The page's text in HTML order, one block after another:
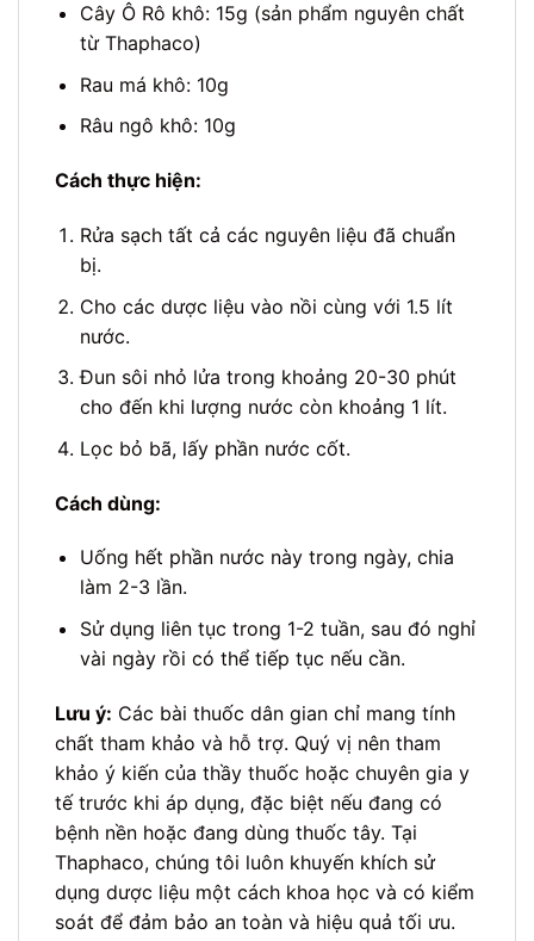
Cây Ô Rô khô: 15g (sản phẩm nguyên chất
từ Thaphaco)
Rau má khô: 10g
Râu ngô khô: 10g
Cách thực hiện:
Rửa sạch tất cả các nguyên liệu đã chuẩn
bị.
Cho các dược liệu vào nồi cùng với 1.5 lít
nước.
Đun sôi nhỏ lửa trong khoảng 20-30 phút
cho đến khi lượng nước còn khoảng 1 lít.
Lọc bỏ bã, lấy phần nước cốt.
Cách dùng:
Uống hết phần nước này trong ngày, chia
làm 2-3 lần.
Sử dụng liên tục trong 1-2 tuần, sau đó nghỉ
vài ngày rồi có thể tiếp tục nếu cần.
Lưu ý: Các bài thuốc dân gian chỉ mang tính
chất tham khảo và hỗ trợ. Quý vị nên tham
khảo ý kiến của thầy thuốc hoặc chuyên gia y
tế trước khi áp dụng, đặc biệt nếu đang có
bệnh nền hoặc đang dùng thuốc tây. Tại
Thaphaco, chúng tôi luôn khuyến khích sử
dụng dược liệu một cách khoa học và có kiểm
soát để đảm bảo an toàn và hiệu quả tối ưu.